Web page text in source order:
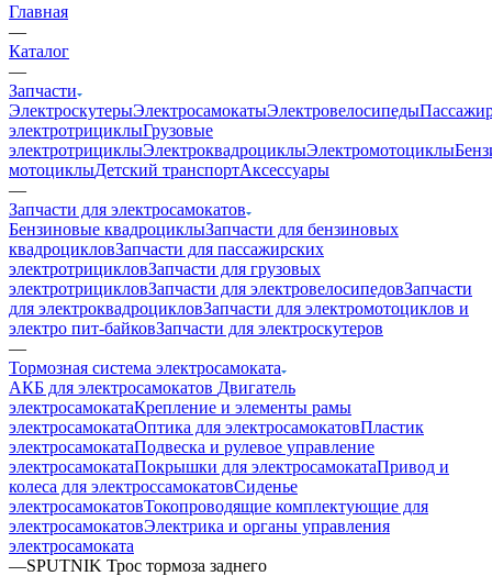
Главная
—
Каталог
—
Запчасти
ЭлектроскутерыЭлектросамокатыЭлектровелосипеды
электротрициклыГрузовые
электротрициклыЭлектроквадроциклыЭлектромотоциклы
мотоциклыДетский транспортАксессуары
—
Запчасти для электросамокатов
Бензиновые квадроциклыЗапчасти для бензиновых
квадроцикловЗапчасти для пассажирских
электротрицикловЗапчасти для грузовых
электротрицикловЗапчасти для электровелосипедовЗапчасти
для электроквадроцикловЗапчасти для электромотоциклов и
электро пит-байковЗапчасти для электроскутеров
—
Тормозная система электросамоката
АКБ для электросамокатов Двигатель
электросамокатаКрепление и элементы рамы
электросамокатаОптика для электросамокатовПластик
электросамокатаПодвеска и рулевое управление
электросамокатаПокрышки для электросамокатаПривод и
колеса для электроссамокатовСиденье
электросамокатовТокопроводящие комплектующие для
электросамокатовЭлектрика и органы управления
электросамоката
—SPUTNIK Трос тормоза заднего